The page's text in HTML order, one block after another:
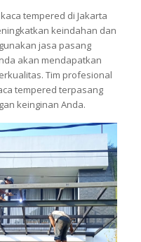
tempered di Jakarta
keindahan dan
jasa pasang
akan mendapatkan
Tim profesional
tempered terpasang
keinginan Anda.